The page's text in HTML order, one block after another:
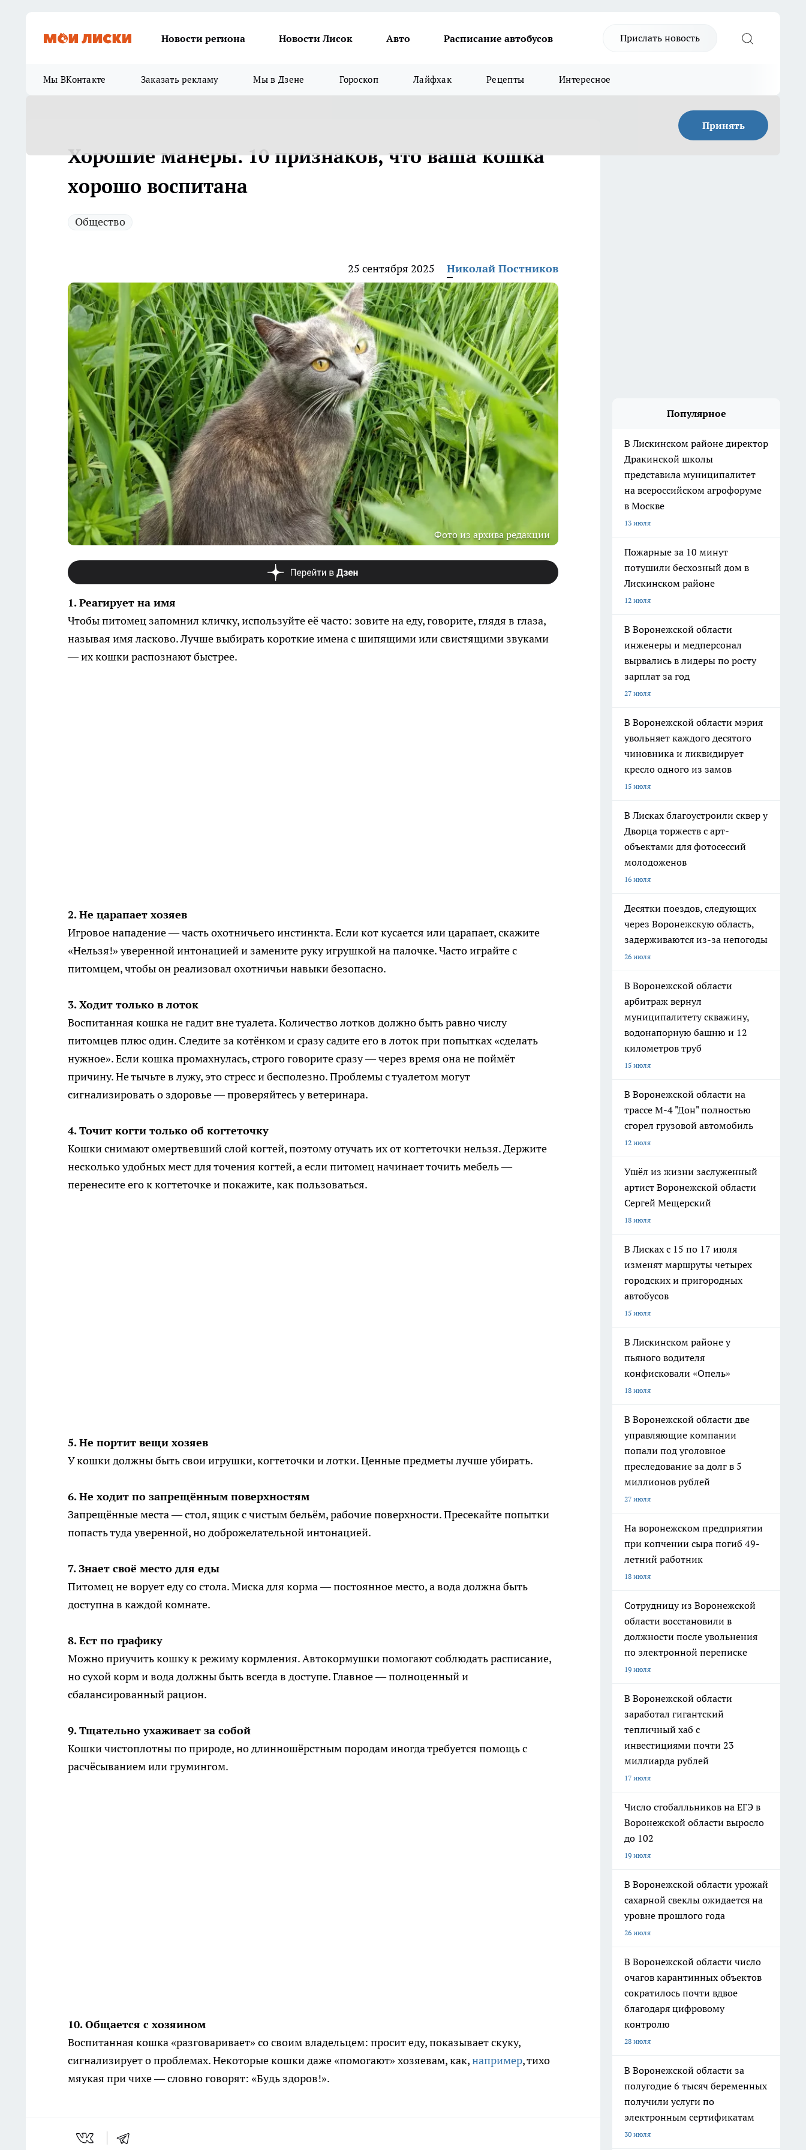
Новости региона Новости Лисок Авто Расписание автобусов Прислать новость
Мы ВКонтакте Заказать рекламу Мы в Дзене Гороскоп Лайфхак Рецепты Интересное
Принять
Хорошие манеры. 10 признаков, что ваша кошка
хорошо воспитана
Общество
25 сентября 2025 Николай Постников
Фото из архива редакции
1. Реагирует на имя
Чтобы питомец запомнил кличку, используйте её часто: зовите на еду, говорите, глядя в глаза,
называя имя ласково. Лучше выбирать короткие имена с шипящими или свистящими звуками
— их кошки распознают быстрее.
2. Не царапает хозяев
Игровое нападение — часть охотничьего инстинкта. Если кот кусается или царапает, скажите
«Нельзя!» уверенной интонацией и замените руку игрушкой на палочке. Часто играйте с
питомцем, чтобы он реализовал охотничьи навыки безопасно.
3. Ходит только в лоток
Воспитанная кошка не гадит вне туалета. Количество лотков должно быть равно числу
питомцев плюс один. Следите за котёнком и сразу садите его в лоток при попытках «сделать
нужное». Если кошка промахнулась, строго говорите сразу — через время она не поймёт
причину. Не тычьте в лужу, это стресс и бесполезно. Проблемы с туалетом могут
сигнализировать о здоровье — проверяйтесь у ветеринара.
4. Точит когти только об когтеточку
Кошки снимают омертвевший слой когтей, поэтому отучать их от когтеточки нельзя. Держите
несколько удобных мест для точения когтей, а если питомец начинает точить мебель —
перенесите его к когтеточке и покажите, как пользоваться.
5. Не портит вещи хозяев
У кошки должны быть свои игрушки, когтеточки и лотки. Ценные предметы лучше убирать.
6. Не ходит по запрещённым поверхностям
Запрещённые места — стол, ящик с чистым бельём, рабочие поверхности. Пресекайте попытки
попасть туда уверенной, но доброжелательной интонацией.
7. Знает своё место для еды
Питомец не ворует еду со стола. Миска для корма — постоянное место, а вода должна быть
доступна в каждой комнате.
8. Ест по графику
Можно приучить кошку к режиму кормления. Автокормушки помогают соблюдать расписание,
но сухой корм и вода должны быть всегда в доступе. Главное — полноценный и
сбалансированный рацион.
9. Тщательно ухаживает за собой
Кошки чистоплотны по природе, но длинношёрстным породам иногда требуется помощь с
расчёсыванием или грумингом.
10. Общается с хозяином
Воспитанная кошка «разговаривает» со своим владельцем: просит еду, показывает скуку,
сигнализирует о проблемах. Некоторые кошки даже «помогают» хозяевам, как,например, тихо
мяукая при чихе — словно говорят: «Будь здоров!».
Популярное
В Лискинском районе директор
Дракинской школы
представила муниципалитет
на всероссийском агрофоруме
в Москве
13 июля
Пожарные за 10 минут
потушили бесхозный дом в
Лискинском районе
12 июля
В Воронежской области
инженеры и медперсонал
вырвались в лидеры по росту
зарплат за год
27 июля
В Воронежской области мэрия
увольняет каждого десятого
чиновника и ликвидирует
кресло одного из замов
15 июля
В Лисках благоустроили сквер у
Дворца торжеств с арт-
объектами для фотосессий
молодоженов
16 июля
Десятки поездов, следующих
через Воронежскую область,
задерживаются из-за непогоды
26 июля
В Воронежской области
арбитраж вернул
муниципалитету скважину,
водонапорную башню и 12
километров труб
15 июля
В Воронежской области на
трассе М-4 "Дон" полностью
сгорел грузовой автомобиль
12 июля
Ушёл из жизни заслуженный
артист Воронежской области
Сергей Мещерский
18 июля
В Лисках с 15 по 17 июля
изменят маршруты четырех
городских и пригородных
автобусов
15 июля
В Лискинском районе у
пьяного водителя
конфисковали «Опель»
18 июля
В Воронежской области две
управляющие компании
попали под уголовное
преследование за долг в 5
миллионов рублей
27 июля
На воронежском предприятии
при копчении сыра погиб 49-
летний работник
18 июля
Сотрудницу из Воронежской
области восстановили в
должности после увольнения
по электронной переписке
19 июля
В Воронежской области
заработал гигантский
тепличный хаб с
инвестициями почти 23
миллиарда рублей
17 июля
Число стобалльников на ЕГЭ в
Воронежской области выросло
до 102
19 июля
В Воронежской области урожай
сахарной свеклы ожидается на
уровне прошлого года
26 июля
В Воронежской области число
очагов карантинных объектов
сократилось почти вдвое
благодаря цифровому
контролю
28 июля
В Воронежской области за
полугодие 6 тысяч беременных
получили услуги по
электронным сертификатам
30 июля